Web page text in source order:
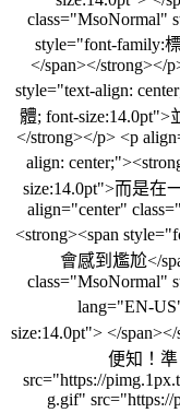
class="MsoNormal"
style="font-family:
</span></strong></
style="text-align:
體; font-
</strong></p> <p
align:
size:14.0pt">而是在
align="center"
<strong><span
會感到尷尬</
class="MsoNormal"
lang="EN-
size:14.0pt"> </
便知！
src="https://
g.gif" src="https://